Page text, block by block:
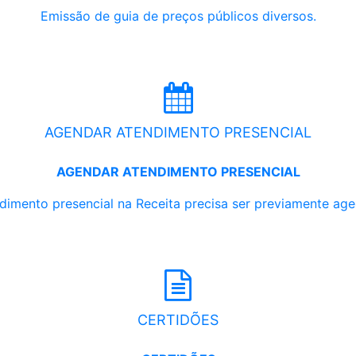
Emissão de guia de preços públicos diversos.
AGENDAR ATENDIMENTO PRESENCIAL
AGENDAR ATENDIMENTO PRESENCIAL
presencial na Receita precisa ser previamente
CERTIDÕES